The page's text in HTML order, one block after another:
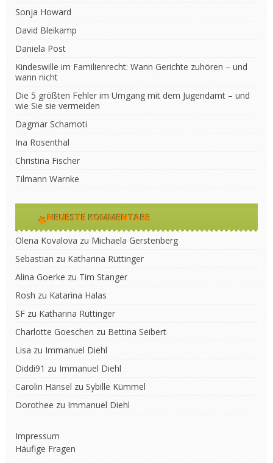
Sonja Howard
David Bleikamp
Daniela Post
Kindeswille im Familienrecht: Wann Gerichte zuhören – und
wann nicht
Die 5 größten Fehler im Umgang mit dem Jugendamt – und
wie Sie sie vermeiden
Dagmar Schamoti
Ina Rosenthal
Christina Fischer
Tilmann Warnke
NEUESTE KOMMENTARE
Olena Kovalova zu Michaela Gerstenberg
Sebastian zu Katharina Rüttinger
Alina Goerke zu Tim Stanger
Rosh zu Katarina Halas
SF zu Katharina Rüttinger
Charlotte Goeschen zu Bettina Seibert
Lisa zu Immanuel Diehl
Diddi91 zu Immanuel Diehl
Carolin Hänsel zu Sybille Kümmel
Dorothee zu Immanuel Diehl
Impressum
Häufige Fragen